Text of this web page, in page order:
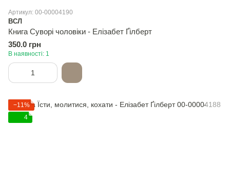
Артикул: 00-00004190
ВСЛ
Книга Суворі чоловіки - Елізабет Ґілберт
350.0 грн
В наявності: 1
−11%
4